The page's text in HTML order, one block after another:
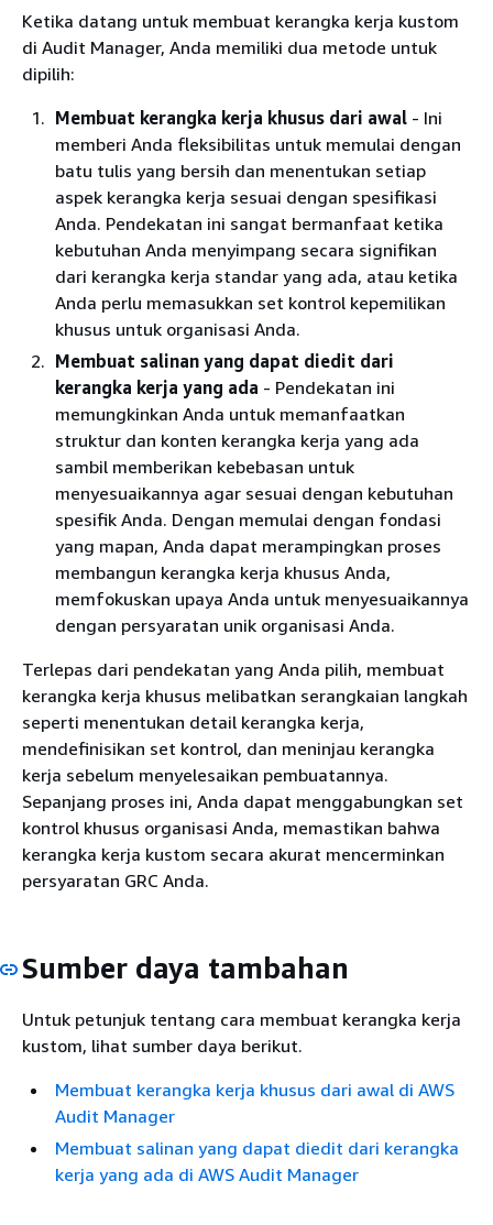
Ketika datang untuk membuat kerangka kerja kustom
di Audit Manager, Anda memiliki dua metode untuk
dipilih:
Membuat kerangka kerja khusus dari awal - Ini
memberi Anda fleksibilitas untuk memulai dengan
batu tulis yang bersih dan menentukan setiap
aspek kerangka kerja sesuai dengan spesifikasi
Anda. Pendekatan ini sangat bermanfaat ketika
kebutuhan Anda menyimpang secara signifikan
dari kerangka kerja standar yang ada, atau ketika
Anda perlu memasukkan set kontrol kepemilikan
khusus untuk organisasi Anda.
Membuat salinan yang dapat diedit dari
kerangka kerja yang ada - Pendekatan ini
memungkinkan Anda untuk memanfaatkan
struktur dan konten kerangka kerja yang ada
sambil memberikan kebebasan untuk
menyesuaikannya agar sesuai dengan kebutuhan
spesifik Anda. Dengan memulai dengan fondasi
yang mapan, Anda dapat merampingkan proses
membangun kerangka kerja khusus Anda,
memfokuskan upaya Anda untuk menyesuaikannya
dengan persyaratan unik organisasi Anda.
Terlepas dari pendekatan yang Anda pilih, membuat
kerangka kerja khusus melibatkan serangkaian langkah
seperti menentukan detail kerangka kerja,
mendefinisikan set kontrol, dan meninjau kerangka
kerja sebelum menyelesaikan pembuatannya.
Sepanjang proses ini, Anda dapat menggabungkan set
kontrol khusus organisasi Anda, memastikan bahwa
kerangka kerja kustom secara akurat mencerminkan
persyaratan GRC Anda.
Sumber daya tambahan
Untuk petunjuk tentang cara membuat kerangka kerja
kustom, lihat sumber daya berikut.
Membuat kerangka kerja khusus dari awal di AWS
Audit Manager
Membuat salinan yang dapat diedit dari kerangka
kerja yang ada di AWS Audit Manager